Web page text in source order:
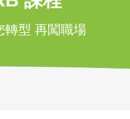
轉型 再闖職場